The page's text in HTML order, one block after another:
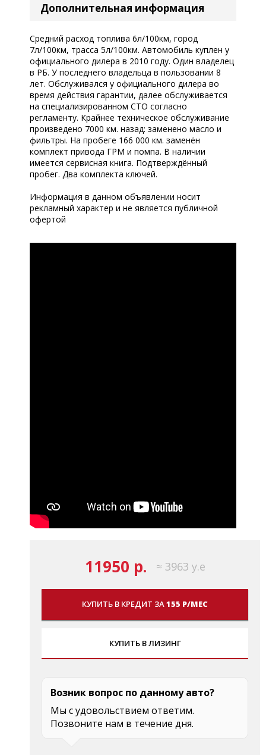
Дополнительная информация
Средний расход топлива 6л/100км, город
7л/100км, трасса 5л/100км. Автомобиль куплен у
официального дилера в 2010 году. Один владелец
в РБ. У последнего владельца в пользовании 8
лет. Обслуживался у официального дилера во
время действия гарантии, далее обслуживается
на специализированном СТО согласно
регламенту. Крайнее техническое обслуживание
произведено 7000 км. назад: заменено масло и
фильтры. На пробеге 166 000 км. заменён
комплект привода ГРМ и помпа. В наличии
имеется сервисная книга. Подтверждённый
пробег. Два комплекта ключей.
Информация в данном объявлении носит
рекламный характер и не является публичной
офертой
11950 р. ≈ 3963 у.е
КУПИТЬ В КРЕДИТ ЗА155 Р/МЕС
КУПИТЬ В ЛИЗИНГ
Возник вопрос по данному авто?
Мы с удовольствием ответим.
Позвоните нам в течение дня.